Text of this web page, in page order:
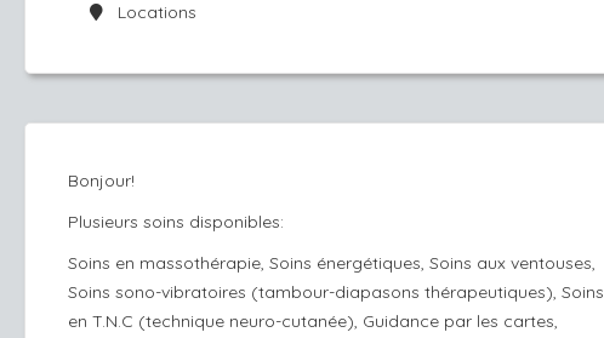
Locations
Bonjour!
Plusieurs soins disponibles:
Soins en massothérapie, Soins énergétiques, Soins aux ventouses,
Soins sono-vibratoires (tambour-diapasons thérapeutiques), Soins
en T.N.C (technique neuro-cutanée), Guidance par les cartes,